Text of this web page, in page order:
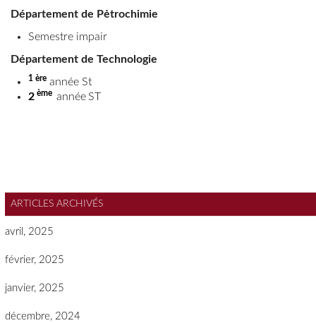
Département de Pėtrochimie
Semestre impair
Département de Technologie
1 ère année St
2 ème annéeST
ARTICLES ARCHIVÉS
avril, 2025
février, 2025
janvier, 2025
décembre, 2024